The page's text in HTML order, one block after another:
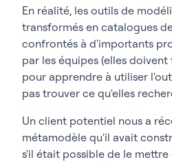
En réalité, les outils de
transformés en catalogues
confrontés à d'importants
par les équipes (elles
pour apprendre à utiliser
pas trouver ce qu'elles
Un client potentiel nous a
métamodèle qu'il avait
s'il était possible de le